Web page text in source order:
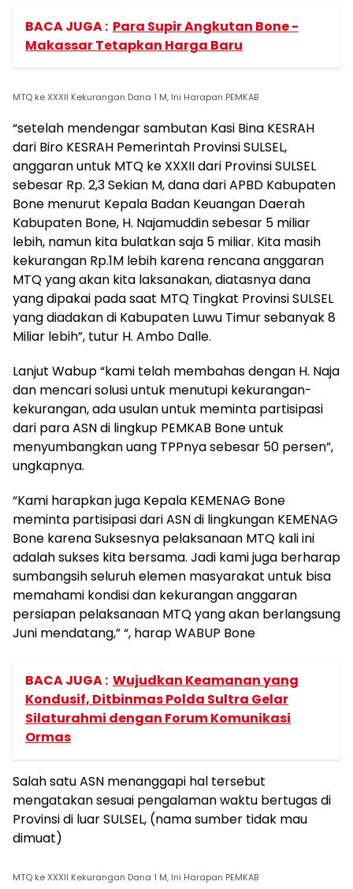
BACA JUGA : Para Supir Angkutan Bone -
Makassar Tetapkan Harga Baru
MTQ ke XXXII Kekurangan Dana 1 M, Ini Harapan PEMKAB
“setelah mendengar sambutan Kasi Bina KESRAH
dari Biro KESRAH Pemerintah Provinsi SULSEL,
anggaran untuk MTQ ke XXXII dari Provinsi SULSEL
sebesar Rp. 2,3 Sekian M, dana dari APBD Kabupaten
Bone menurut Kepala Badan Keuangan Daerah
Kabupaten Bone, H. Najamuddin sebesar 5 miliar
lebih, namun kita bulatkan saja 5 miliar. Kita masih
kekurangan Rp.1M lebih karena rencana anggaran
MTQ yang akan kita laksanakan, diatasnya dana
yang dipakai pada saat MTQ Tingkat Provinsi SULSEL
yang diadakan di Kabupaten Luwu Timur sebanyak 8
Miliar lebih”, tutur H. Ambo Dalle.
Lanjut Wabup “kami telah membahas dengan H. Naja
dan mencari solusi untuk menutupi kekurangan-
kekurangan, ada usulan untuk meminta partisipasi
dari para ASN di lingkup PEMKAB Bone untuk
menyumbangkan uang TPPnya sebesar 50 persen”,
ungkapnya.
“Kami harapkan juga Kepala KEMENAG Bone
meminta partisipasi dari ASN di lingkungan KEMENAG
Bone karena Suksesnya pelaksanaan MTQ kali ini
adalah sukses kita bersama. Jadi kami juga berharap
sumbangsih seluruh elemen masyarakat untuk bisa
memahami kondisi dan kekurangan anggaran
persiapan pelaksanaan MTQ yang akan berlangsung
Juni mendatang,” “, harap WABUP Bone
BACA JUGA : Wujudkan Keamanan yang
Kondusif, Ditbinmas Polda Sultra Gelar
Silaturahmi dengan Forum Komunikasi
Ormas
Salah satu ASN menanggapi hal tersebut
mengatakan sesuai pengalaman waktu bertugas di
Provinsi di luar SULSEL, (nama sumber tidak mau
dimuat)
MTQ ke XXXII Kekurangan Dana 1 M, Ini Harapan PEMKAB